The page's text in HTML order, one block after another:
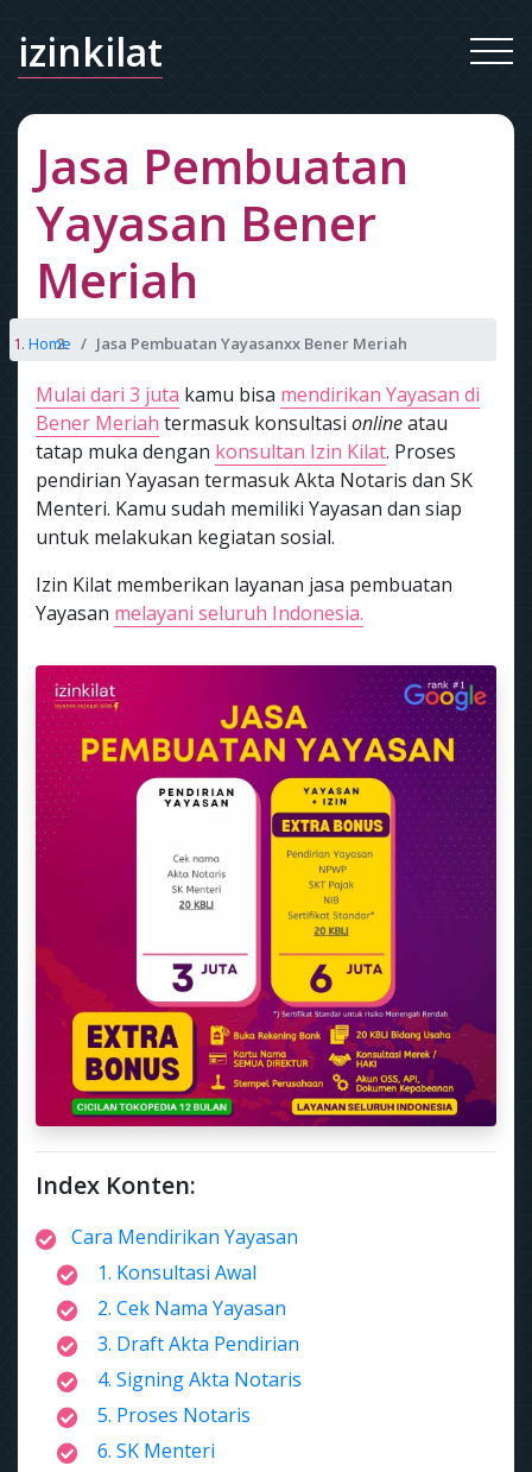
izinkilat
Jasa Pembuatan
Yayasan Bener
Meriah
Home Jasa Pembuatan Yayasanxx Bener Meriah
Mulai dari 3 juta kamu bisa mendirikan Yayasan di
Bener Meriah termasuk konsultasi onlineatau
tatap muka dengan konsultan Izin Kilat. Proses
pendirian Yayasan termasuk Akta Notaris dan SK
Menteri. Kamu sudah memiliki Yayasan dan siap
untuk melakukan kegiatan sosial.
Izin Kilat memberikan layanan jasa pembuatan
Yayasan melayani seluruh Indonesia.
Index Konten:
Cara Mendirikan Yayasan
1. Konsultasi Awal
2. Cek Nama Yayasan
3. Draft Akta Pendirian
4. Signing Akta Notaris
5. Proses Notaris
6. SK Menteri